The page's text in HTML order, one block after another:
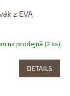
z EVA
na prodejně (2 ks)
DETAILS